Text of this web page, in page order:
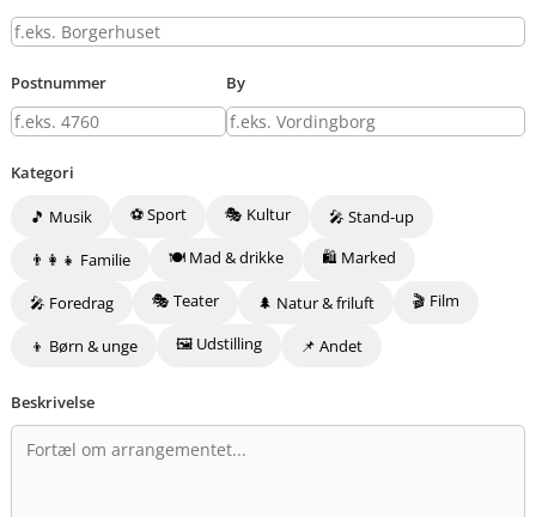
Postnummer By
Kategori
🎵 Musik ⚽ Sport 🎭 Kultur
🎤 Stand-up
👨‍👩‍👧 Familie
🍽️ Mad & drikke 🛍️ Marked
🎤 Foredrag 🎭 Teater 🌲 Natur & friluft 🎬 Film
👦 Børn & unge 🖼️ Udstilling 📌 Andet
Beskrivelse